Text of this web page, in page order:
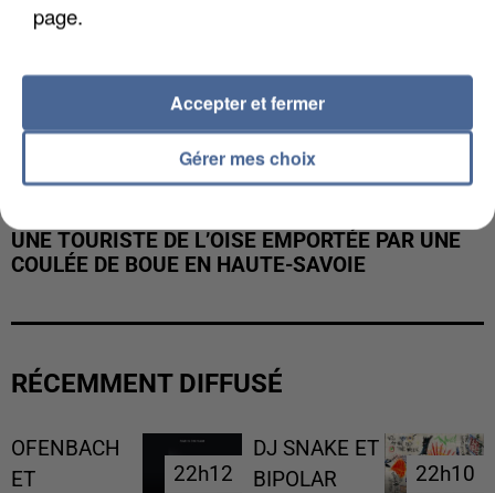
UNE TOURISTE DE L’OISE EMPORTÉE PAR UNE
COULÉE DE BOUE EN HAUTE-SAVOIE
RÉCEMMENT DIFFUSÉ
OFENBACH
ET
22h12
22h12
DJ SNAKE ET
BIPOLAR
22h10
22h10
page.
Gérer mes choix
Accepter et fermer